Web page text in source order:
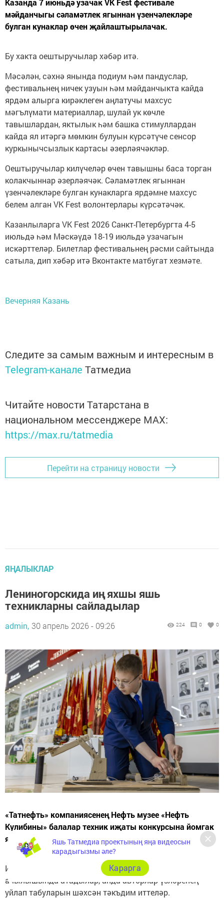
Казанда 7 июньдә узачак VK Fest фестивале
мәйданчыгы сәламәтлек ягыннан үзенчәлекләре
булган кунаклар өчен җайлаштырылачак.
Бу хакта оештыручылар хәбәр итә.
Мәсәлән, сәхнә янында подиум һәм пандуслар,
фестивальнең ничек узуын һәм мәйданчыкта кайда
ярдәм алырга кирәклеген аңлатучы махсус
мәгълүмати материаллар, шулай ук көчле
тавышлардан, яктылык һәм башка стимуллардан
кайда ял итәргә мөмкин булуын күрсәтүче сенсор
куркынычсызлык картасы әзерләячәкләр.
Оештыручылар килүчеләр өчен тавышны баса торган
колакчыннар әзерләячәк. Сәламәтлек ягыннан
үзенчәлекләре булган кунакларга ярдәмне махсус
белем алган VK Fest волонтерлары күрсәтәчәк.
Казанлыларга VK Fest 2026 Санкт-Петербургта 4-5
июльдә һәм Мәскәүдә 18-19 июльдә узачагын
искәрттеләр. Билетлар фестивальнең рәсми сайтында
сатыла, дип хәбәр итә Вконтакте матбугат хезмәте.
Вечерняя Казань
Следите за самым важным и интересным в
Telegram-канале Татмедиа
Читайте новости Татарстана в
национальном мессенджере MАХ:
https://max.ru/tatmedia
Перейти на страницу новости
ЯҢАЛЫКЛАР
Лениногорскида иң яхшы яшь
техникларны сайладылар
admin, 30 апрель 2026 - 09:26 224 0 0
«Татнефть» компаниясенең Нефть музее «Нефть
Кулибины» балалар техник иҗаты конкурсына йомгак
ясады.
Иң креатив яшь инженерларның исемнәрен күргәзмә
ачылышында атадылар, анда авторлар үзләренең
уйлап табуларын шәхсән тәкъдим иттеләр.
Яшь Татмедиа проектының яңа видеосын
карадыгызмы әле?
Карарга